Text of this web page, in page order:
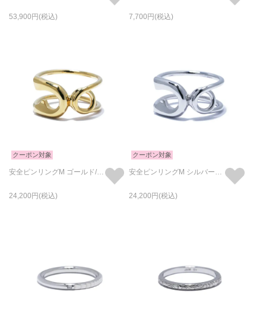
53,900 7,700
クーポン対象
安全ピンリングM ゴールド/指輪
24,200
クーポン対象
安全ピンリングM シルバー（鏡面仕上）/指輪
24,200